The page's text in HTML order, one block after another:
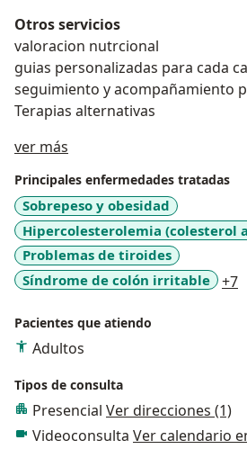
Otros servicios
valoracion nutrcional
guias personalizadas para
seguimiento y
Terapias alternativas
ver más
Principales enfermedades tratadas
Sobrepeso y obesidad
Hipercolesterolemia (colesterol
Problemas de tiroides
Síndrome de colón irritable
+7
Pacientes que atiendo
Adultos
Tipos de consulta
Presencial Ver direcciones (1)
Videoconsulta Ver calendario